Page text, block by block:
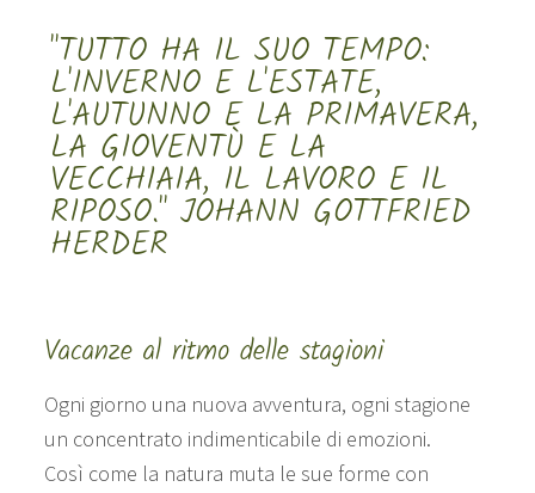
"TUTTO HA IL SUO TEMPO:
L'INVERNO E L'ESTATE,
L'AUTUNNO E LA PRIMAVERA,
LA GIOVENTÙ E LA
VECCHIAIA, IL LAVORO E IL
RIPOSO." JOHANN GOTTFRIED
HERDER
Vacanze al ritmo delle stagioni
Ogni giorno una nuova avventura, ogni stagione
un concentrato indimenticabile di emozioni.
Così come la natura muta le sue forme con